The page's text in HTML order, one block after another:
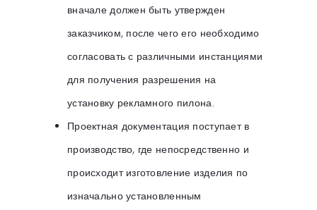
вначале должен быть утвержден
заказчиком, после чего его необходимо
согласовать с различными инстанциями
для получения разрешения на
установку рекламного пилона.
Проектная документация поступает в
производство, где непосредственно и
происходит изготовление изделия по
изначально установленным